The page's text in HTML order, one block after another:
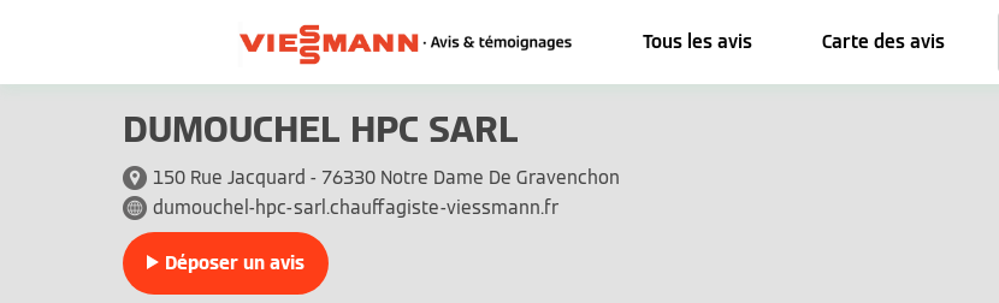
Tous les avis Carte des avis
DUMOUCHEL HPC SARL
150 Rue Jacquard - 76330 Notre Dame De Gravenchon
dumouchel-hpc-sarl.chauffagiste-viessmann.fr
Déposer un avis